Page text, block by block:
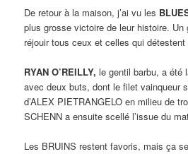
De retour à la maison, j’ai vu les
plus grosse victoire de leur histoire. Un
réjouir tous ceux et celles qui
RYAN O’REILLY, le gentil barbu, a été
avec deux buts, dont le filet vainqueur
d’ALEX PIETRANGELO en milieu de
SCHENN a ensuite scellé l’issue du
Les BRUINS restent favoris, mais ça